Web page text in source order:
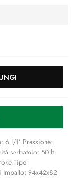
6 l/1’ Pressione:
serbatoio: 50 lt.
Tipo
Imballo: 94x42x82